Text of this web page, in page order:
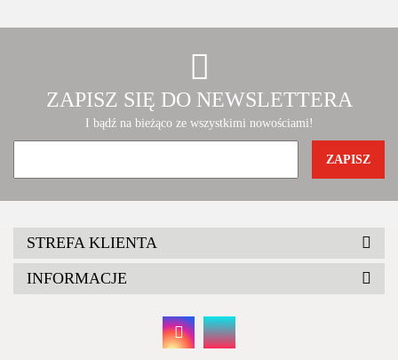
ZAPISZ SIĘ DO NEWSLETTERA
I bądź na bieżąco ze wszystkimi nowościami!
STREFA KLIENTA
INFORMACJE